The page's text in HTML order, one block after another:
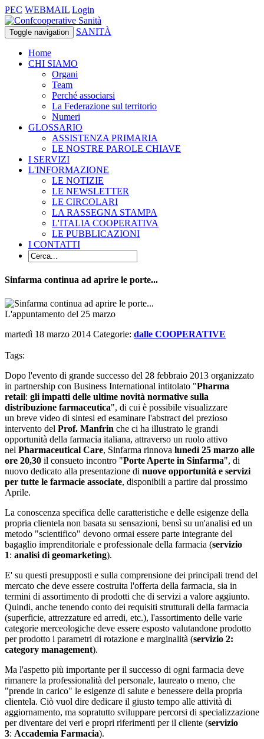
PEC WEBMAIL Login
Toggle navigation SANITÀ
Home
CHI SIAMO
Organi
Team
Perché associarsi
La Federazione sul territorio
Numeri
GLOSSARIO
ASSISTENZA PRIMARIA
LE NOSTRE PAROLE CHIAVE
I SERVIZI
L'INFORMAZIONE
LE NOTIZIE
LE NEWSLETTER
LE CIRCOLARI
LA RASSEGNA STAMPA
L'ITALIA COOPERATIVA
LE PUBBLICAZIONI
I CONTATTI
Sinfarma continua ad aprire le porte...
L'appuntamento del 25 marzo
martedì 18 marzo 2014 Categorie: dalle COOPERATIVE
Tags:
Dopo l'evento di grande successo del 28 febbraio 2013 organizzato
in partnership con Business International intitolato "Pharma
retail: gli impatti delle ultime novità normative sulla
distribuzione farmaceutica", di cui è possibile visualizzare
un breve video di sintesi ed esaminare l'abstract del prezioso
intervento del Prof. Manfrin che ci ha illustrato le grandi
opportunità della farmacia italiana, attraverso un ruolo attivo
nel Pharmaceutical Care, Sinfarma rinnova lunedì 25 marzo alle
ore 20,30 il consueto incontro "Porte Aperte in Sinfarma", di
nuovo dedicato alla presentazione di nuove opportunità e servizi
per tutte le farmacie associate, disponibili a partire dal prossimo
Aprile.
La conoscenza specifica delle caratteristiche e delle esigenze della
propria clientela non basata su sensazioni, bensì su un'analisi ed un
metodo "scientifico" devono ormai essere parte integrante del
bagaglio imprenditoriale e professionale della farmacia (servizio
1: analisi di geomarketing).
E' su questi presupposti e sulla comprensione dei principali trend del
mercato che deve essere costruita l'offerta della farmacia, sia in
termini di assortimento di prodotti che di servizi a valore aggiunto.
Quindi, anche tenendo conto dei requisiti strutturali della farmacia
(superficie, attrezzature ed arredi, etc.), l'assortimento delle varie
categorie merceologiche deve essere esposto valutandone prodotto
per prodotto i parametri di rotazione e marginalità (servizio 2:
category management).
Ma l'aspetto più importante per il successo di ogni farmacia deve
rimanere la professionalità del personale, laureato o meno, che
"prende in carico" le esigenze di salute e benessere della propria
clientela. Ciò vuol dire dedicare il giusto tempo alle attività di
aggiornamento, ma sopratutto sviluppare percorsi di specializzazione
per diventare dei veri e propri riferimenti per il cliente (servizio
3: Accademia Farmacia).